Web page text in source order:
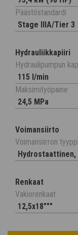
Päästöstandardi
Stage IIIA/Tier 3
Hydrauliikkapiiri
Hydraulipumpun
115 l/min
Maksimityöpaine
24,5 MPa
Voimansiirto
Voimansiirron tyyppi
Renkaat
Vakiorenkaat
12,5x18"""